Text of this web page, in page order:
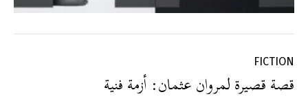
FICTION
قصة قصيرة لمروان عثمان: أزمة فنية